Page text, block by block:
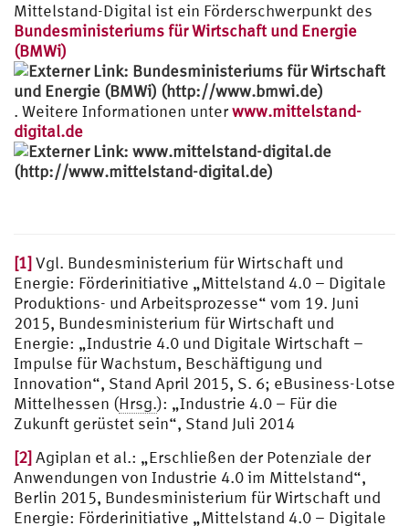
Mittelstand-Digital ist ein Förderschwerpunkt des
Bundesministeriums für Wirtschaft und Energie
(BMWi)
. Weitere Informationen unterwww.mittelstand-
digital.de
[1] Vgl. Bundesministerium für Wirtschaft und
Energie: Förderinitiative „Mittelstand 4.0 – Digitale
Produktions- und Arbeitsprozesse“ vom 19. Juni
2015, Bundesministerium für Wirtschaft und
Energie: „Industrie 4.0 und Digitale Wirtschaft –
Impulse für Wachstum, Beschäftigung und
Innovation“, Stand April 2015, S. 6; eBusiness-Lotse
Mittelhessen (Hrsg.): „Industrie 4.0 – Für die
Zukunft gerüstet sein“, Stand Juli 2014
[2] Agiplan et al.: „Erschließen der Potenziale der
Anwendungen von Industrie 4.0 im Mittelstand“,
Berlin 2015, Bundesministerium für Wirtschaft und
Energie: Förderinitiative „Mittelstand 4.0 – Digitale